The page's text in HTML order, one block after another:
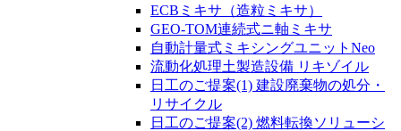
ECBミキサ（造粒ミキサ）
GEO-TOM連続式ニ軸ミキサ
自動計量式ミキシングユニットNeo
流動化処理土製造設備 リキゾイル
日工のご提案(1) 建設廃棄物の処分・
リサイクル
日工のご提案(2) 燃料転換ソリューシ